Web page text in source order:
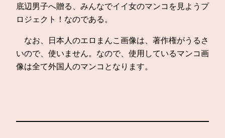
底辺男子へ贈る、みんなでイイ女のマンコを見ようプ
ロジェクト！なのである。
なお、日本人のエロまんこ画像は、著作権がうるさ
いので、使いません。なので、使用しているマンコ画
像は全て外国人のマンコとなります。